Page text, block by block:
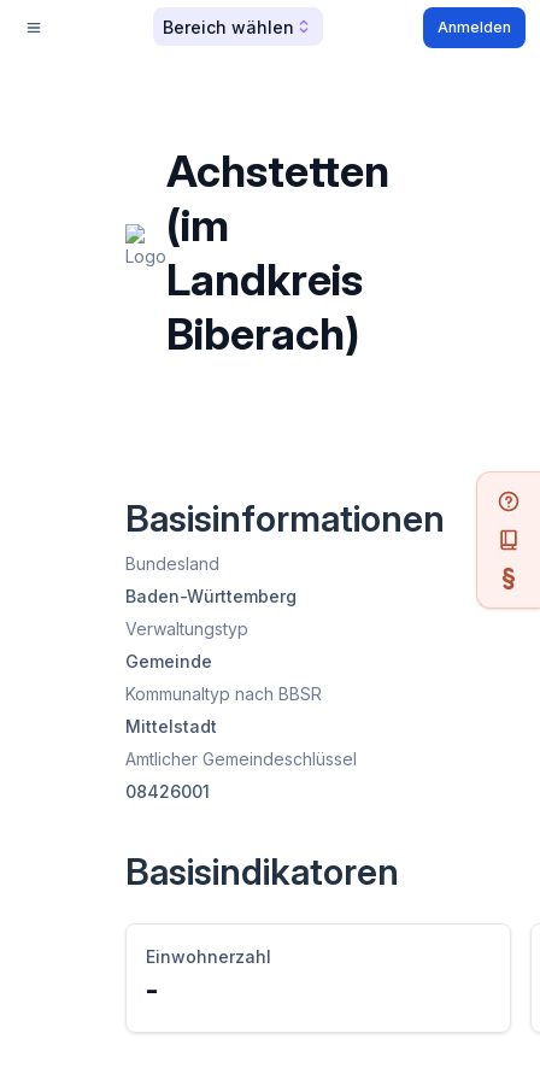
Bereich wählen Anmelden
Achstetten
(im
Landkreis
Biberach)
Basisinformationen
Bundesland
Baden-Württemberg
Verwaltungstyp
Gemeinde
Kommunaltyp nach BBSR
Mittelstadt
Amtlicher Gemeindeschlüssel
08426001
Basisindikatoren
Einwohnerzahl
-